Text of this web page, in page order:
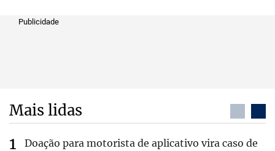
Publicidade
Mais lidas
Doação para motorista de aplicativo vira caso de